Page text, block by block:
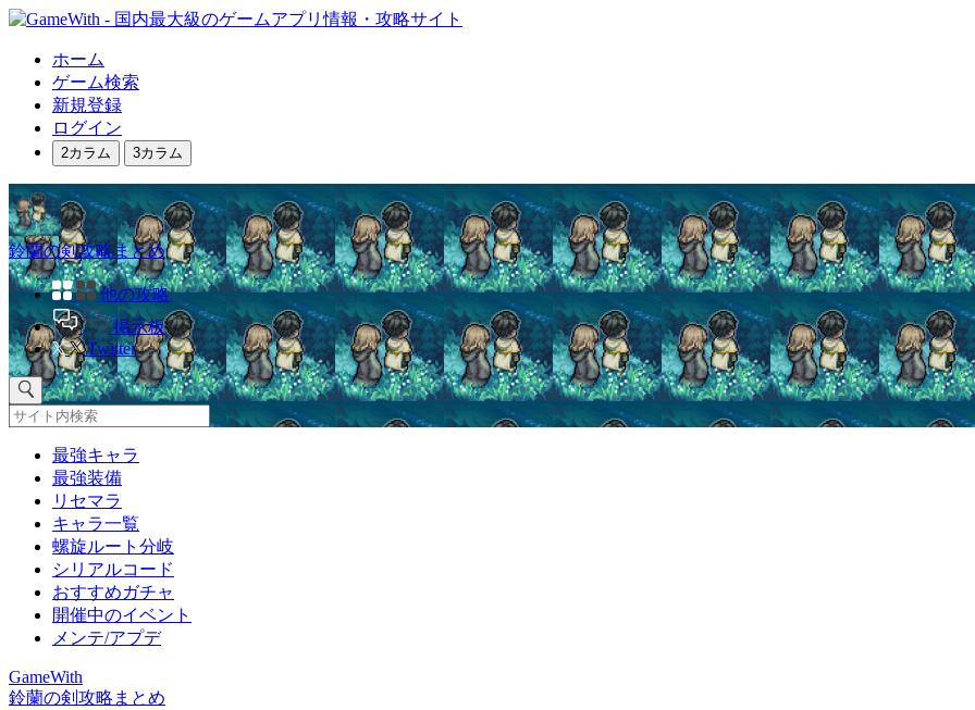
ホーム
ゲーム検索
新規登録
ログイン
2カラム 3カラム
鈴蘭の剣攻略まとめ
他の攻略
掲示板
Twitter
最強キャラ
最強装備
リセマラ
キャラ一覧
螺旋ルート分岐
シリアルコード
おすすめガチャ
開催中のイベント
メンテ/アプデ
GameWith
鈴蘭の剣攻略まとめ